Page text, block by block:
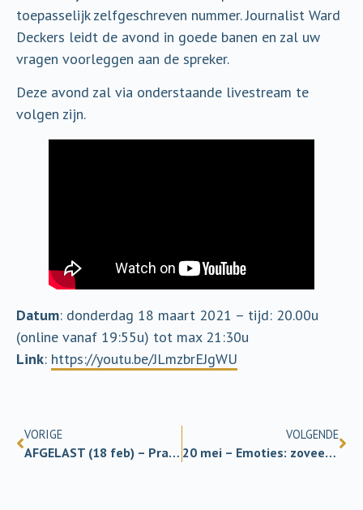
toepasselijk zelfgeschreven nummer. Journalist Ward
Deckers leidt de avond in goede banen en zal uw
vragen voorleggen aan de spreker.
Deze avond zal via onderstaande livestream te
volgen zijn.
Datum: donderdag 18 maart 2021 – tijd: 20.00u
(online vanaf 19:55u) tot max 21:30u
Link: https://youtu.be/JLmzbrEJgWU
VORIGE
AFGELAST (18 feb) – Praten met je hersenen
VOLGENDE
20 mei – Emoties: zoveel meer dan gevoelens (online)